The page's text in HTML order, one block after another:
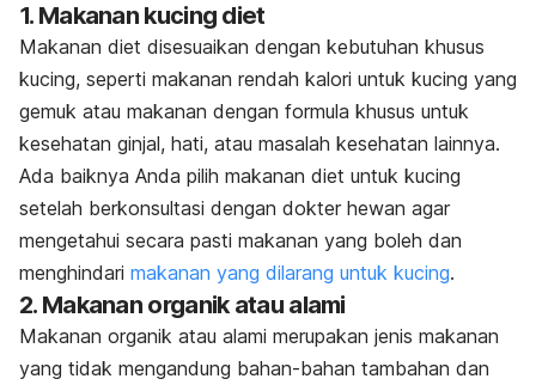
1. Makanan kucing diet
Makanan diet disesuaikan dengan kebutuhan khusus
kucing, seperti makanan rendah kalori untuk kucing yang
gemuk atau makanan dengan formula khusus untuk
kesehatan ginjal, hati, atau masalah kesehatan lainnya.
Ada baiknya Anda pilih makanan diet untuk kucing
setelah berkonsultasi dengan dokter hewan agar
mengetahui secara pasti makanan yang boleh dan
menghindari makanan yang dilarang untuk kucing.
2. Makanan organik atau alami
Makanan organik atau alami merupakan jenis makanan
yang tidak mengandung bahan-bahan tambahan dan